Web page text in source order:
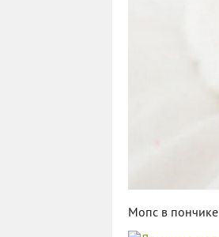
Мопс в пончике